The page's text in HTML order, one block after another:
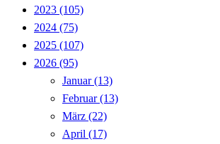
2023 (105)
2024 (75)
2025 (107)
2026 (95)
Januar(13)
Februar(13)
März (22)
April (17)